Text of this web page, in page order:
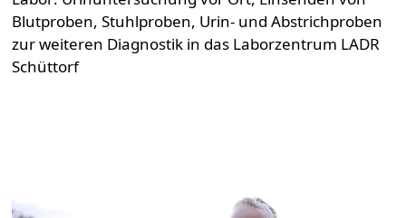
Blutproben, Stuhlproben, Urin- und Abstrichproben
zur weiteren Diagnostik in das Laborzentrum LADR
Schüttorf